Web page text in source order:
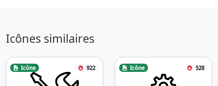
Icônes similaires
Icône 922 Icône 528